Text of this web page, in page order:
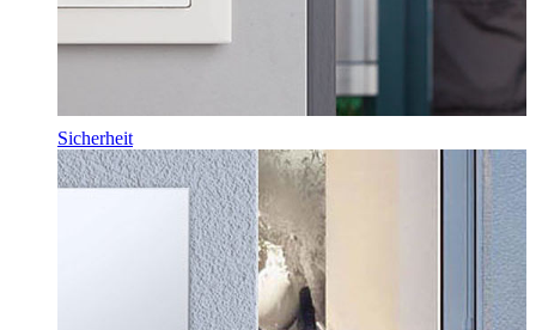
Sicherheit